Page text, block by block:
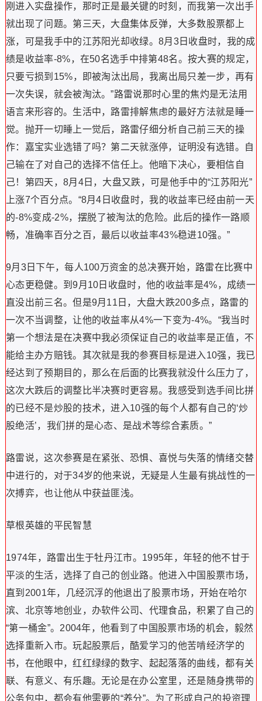
刚进入实盘操作，那时正是最关键的时刻，而我第一次出手
就出现了问题。第三天，大盘集体反弹，大多数股票都上
涨，可是我手中的江苏阳光却收绿。8月3日收盘时，我的成
绩是收益率-8%，在50名选手中排第48名。按大赛的规定，
只要亏损到15%，即被淘汰出局，我离出局只差一步，再有
一次失误，就会被淘汰。”路雷说那时心里的焦灼是无法用
语言来形容的。生活中，路雷排解焦虑的最好方法就是睡一
觉。抛开一切睡上一觉后，路雷仔细分析自己前三天的操
作：嘉宝实业选错了吗？第二天就涨停，证明没有选错。自
己输在了对自己的选择不信任上。他暗下决心，要相信自
己！第四天，8月4日，大盘又跌，可是他手中的“江苏阳光”
上涨7个百分点。“8月4日收盘时，我的收益率已经由前一天
的-8%变成-2%，摆脱了被淘汰的危险。此后的操作一路顺
畅，准确率百分之百，最后以收益率43%稳进10强。”
9月3日下午，每人100万资金的总决赛开始，路雷在比赛中
心态更稳健。到9月10日收盘时，他的收益率是4%，成绩一
直没出前三名。但是9月11日，大盘大跌200多点，路雷的
一次不当调整，让他的收益率从4%一下变为-4%。“我当时
第一个想法是在决赛中我必须保证自己的收益率是正值，不
能给主办方赔钱。其次就是我的参赛目标是进入10强，我已
经达到了预期目的，那么在后面的比赛我就没什么压力了，
这次大跌后的调整比半决赛时更容易。我感受到选手间比拼
的已经不是炒股的技术，进入10强的每个人都有自己的‘炒
股绝活’，我们拼的是心态、是战术等综合素质。”
路雷说，这次参赛是在紧张、恐惧、喜悦与失落的情绪交替
中进行的，对于34岁的他来说，无疑是人生最有挑战性的一
次搏弈，也让他从中获益匪浅。
草根英雄的平民智慧
1974年，路雷出生于牡丹江市。1995年，年轻的他不甘于
平淡的生活，选择了自己的创业路。他进入中国股票市场，
直到2001年，几经沉浮的他退出了股票市场，开始在哈尔
滨、北京等地创业，办软件公司、代理食品，积累了自己的
“第一桶金”。2004年，他看到了中国股票市场的机会，毅然
选择重新入市。玩起股票后，酷爱学习的他苦啃经济学的
书，在他眼中，红红绿绿的数字、起起落落的曲线，都有关
联、有意义、有乐趣。无论是在办公室里，还是随身携带的
公务包中，都会有他需要的“养分”。为了形成自己的投资理